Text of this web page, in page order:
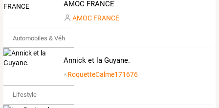
AMOC FRANCE
AMOC FRANCE
Automobiles & Véhicules
Annick et la Guyane.
RoquetteCalme171676
Lifestyle